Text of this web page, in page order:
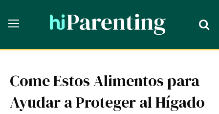
Come Estos Alimentos para
Ayudar a Proteger al Hígado